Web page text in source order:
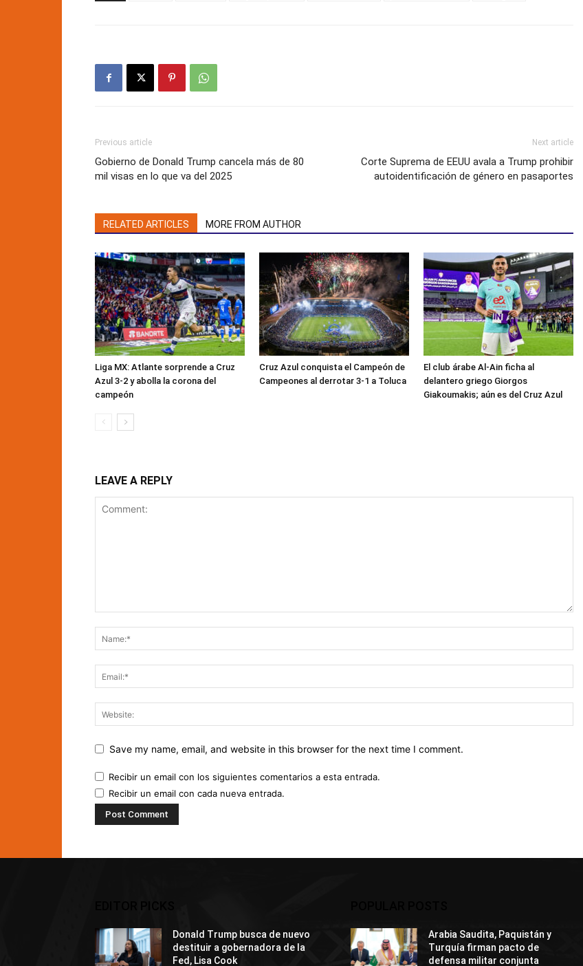
Previous article
Gobierno de Donald Trump cancela más de 80
mil visas en lo que va del 2025
Next article
Corte Suprema de EEUU avala a Trump prohibir
autoidentificación de género en pasaportes
RELATED ARTICLES MORE FROM AUTHOR
Liga MX: Atlante sorprende a Cruz
Azul 3-2 y abolla la corona del
campeón
Cruz Azul conquista el Campeón de
Campeones al derrotar 3-1 a Toluca
El club árabe Al-Ain ficha al
delantero griego Giorgos
Giakoumakis; aún es del Cruz Azul
LEAVE A REPLY
Save my name, email, and website in this browser for the next time I comment.
Recibir un email con los siguientes comentarios a esta entrada.
Recibir un email con cada nueva entrada.
Donald Trump busca de nuevo
destituir a gobernadora de la
Fed, Lisa Cook
Arabia Saudita, Paquistán y
Turquía firman pacto de
defensa militar conjunta